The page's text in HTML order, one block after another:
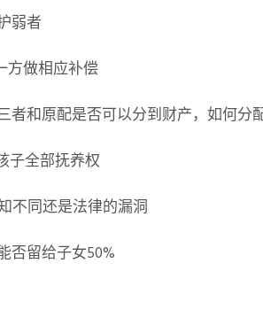
弱者
方做相应补偿
者和原配是否可以分到财产，如何分
子全部抚养权
不同还是法律的漏洞
否留给子女50%